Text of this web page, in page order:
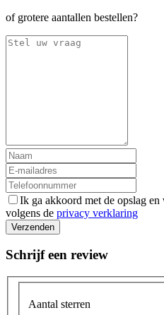
of grotere aantallen bestellen?
Ik ga akkoord met de opslag
volgens de privacy verklaring
Verzenden
Schrijf een review
Aantal sterren